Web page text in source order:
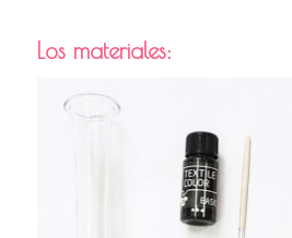
Los materiales: